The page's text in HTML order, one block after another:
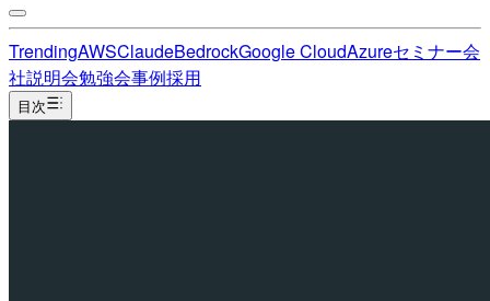
TrendingAWSClaudeBedrockGoogle CloudAzureセミナー会
社説明会勉強会事例採用
目次